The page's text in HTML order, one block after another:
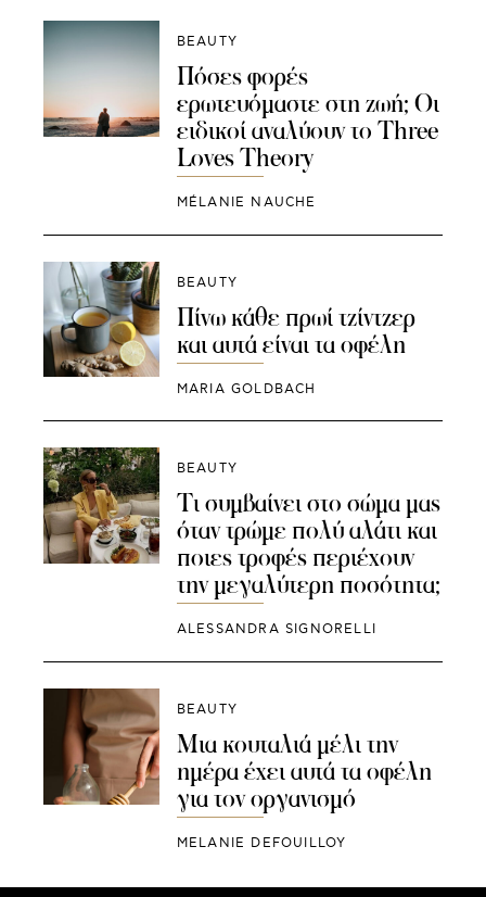
BEAUTY
Πόσες φορές
ερωτευόμαστε στη ζωή; Οι
ειδικοί αναλύουν το Three
Loves Theory
MÉLANIE NAUCHE
BEAUTY
Πίνω κάθε πρωί τζίντζερ
και αυτά είναι τα οφέλη
MARIA GOLDBACH
BEAUTY
Τι συμβαίνει στο σώμα μας
όταν τρώμε πολύ αλάτι και
ποιες τροφές περιέχουν
την μεγαλύτερη ποσότητα;
ALESSANDRA SIGNORELLI
BEAUTY
Μια κουταλιά μέλι την
ημέρα έχει αυτά τα οφέλη
για τον οργανισμό
MELANIE DEFOUILLOY